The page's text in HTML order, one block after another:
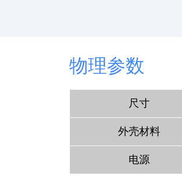
物理参数
尺寸
外壳材料
电源